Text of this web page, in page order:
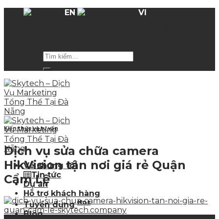
EN
VI
Về chúng tôi
Tin tức
Dự án
Hỗ trợ khách hàng
Tuyển dụngHot
Blog
Kiến thức và tư vấn
Dịch vụ sửa chữa camera
HikVision tận nơi giá rẻ Quận
Cẩm Lệ